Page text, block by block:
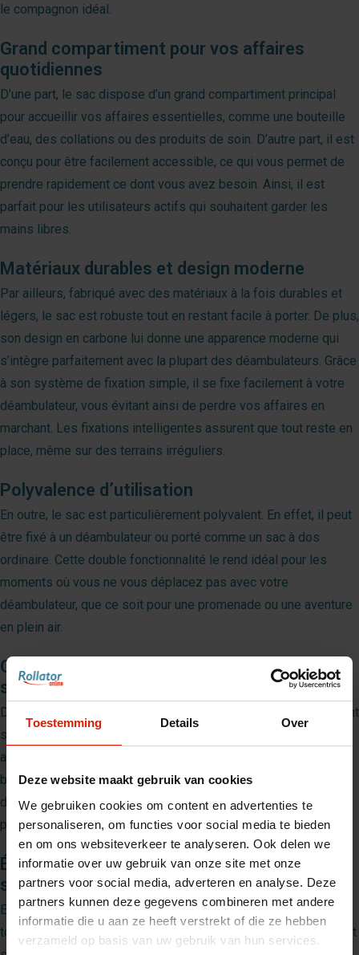
Toestemming Details Over
Deze website maakt gebruik van cookies
We gebruiken cookies om content en advertenties te
personaliseren, om functies voor social media te bieden
en om ons websiteverkeer te analyseren. Ook delen we
informatie over uw gebruik van onze site met onze
partners voor social media, adverteren en analyse. Deze
partners kunnen deze gegevens combineren met andere
informatie die u aan ze heeft verstrekt of die ze hebben
verzameld op basis van uw gebruik van hun services.
le compagnon idéal.
Grand compartiment pour vos affaires
quotidiennes
D’une part, le sac dispose d’un grand compartiment principal
pour accueillir vos affaires essentielles, comme une bouteille
d’eau, des collations ou des produits de soin. D’autre part, il est
conçu pour être facilement accessible, ce qui vous permet de
prendre rapidement ce dont vous avez besoin. Ainsi, il est
parfait pour les utilisateurs actifs qui souhaitent garder les
mains libres.
Matériaux durables et design moderne
Par ailleurs, fabriqué avec des matériaux à la fois durables et
légers, le sac est robuste tout en restant facile à porter. De plus,
son design en carbone lui donne une apparence moderne qui
s’intègre parfaitement avec la plupart des déambulateurs. Grâce
à son système de fixation simple, il se fixe facilement à votre
déambulateur, vous évitant ainsi de perdre vos affaires en
marchant. Les fixations intelligentes assurent que tout reste en
place, même sur des terrains irréguliers.
Polyvalence d’utilisation
En outre, le sac est particulièrement polyvalent. En effet, il peut
être fixé à un déambulateur ou porté comme un sac à dos
ordinaire. Cette double fonctionnalité le rend idéal pour les
moments où vous ne vous déplacez pas avec votre
déambulateur, que ce soit pour une promenade ou une aventure
en plein air.
Organisation optimale grâce aux poches
supplémentaires
De plus, il comporte plusieurs poches et espaces de rangement
supplémentaires, permettant d’organiser facilement vos
affaires. Ainsi, vous trouverez rapidement ce dont vous avez
besoin, sans avoir à fouiller partout. Que ce soit pour des
documents, votre téléphone ou un livre, chaque objet trouve sa
place.
Élégance et simplicité dans toutes les
situations
Enfin, le sac à dosCarbon Overlandvous permet d’affronter
toutes les situations avec style. Grâce à son design moderne et